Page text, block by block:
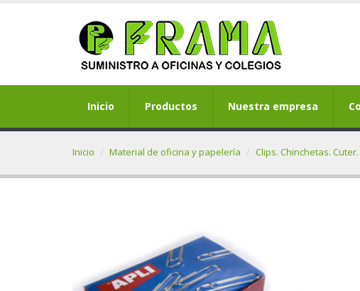
Inicio Productos Nuestra empresa
Inicio Material de oficina y papelería Clips. Chinchetas.